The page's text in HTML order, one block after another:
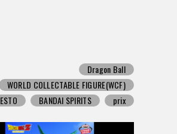
Dragon Ball
WORLD COLLECTABLE FIGURE(WCF)
BANDAI SPIRITS prix